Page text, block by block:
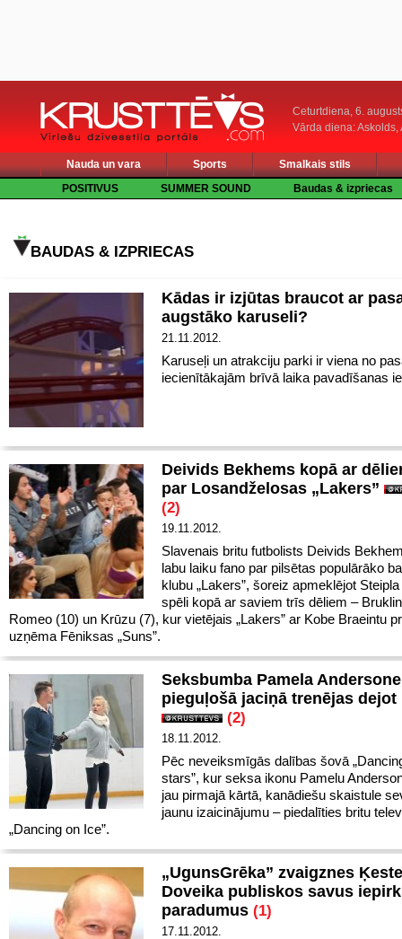
Ceturtdiena, 6.
Vārda diena: Askolds,
Nauda un vara Sports
Smalkais stils
POSITIVUS
SUMMER SOUND Baudas & izpriecas
BAUDAS & IZPRIECAS
Kādas ir izjūtas braucot ar
augstāko karuseli?
21.11.2012.
Karuseļi un atrakciju parki ir viena no
iecienītākajām brīvā laika pavadīšanas
Deivids Bekhems kopā ar
par Losandželosas „Lakers”
(2)
19.11.2012.
Slavenais britu futbolists Deivids
labu laiku fano par pilsētas populārāko
klubu „Lakers”, šoreiz apmeklējot
spēli kopā ar saviem trīs dēliem –
Romeo (10) un Krūzu (7), kur vietējais „Lakers” ar Kobe Braeintu
uzņēma Fēniksas „Suns”.
Seksbumba Pamela Andersone
pieguļošā jaciņā trenējas dejot
(2)
18.11.2012.
Pēc neveiksmīgās dalības šovā
stars”, kur seksa ikonu Pamelu
jau pirmajā kārtā, kanādiešu skaistule
jaunu izaicinājumu – piedalīties britu
„Dancing on Ice”.
„UgunsGrēka” zvaigznes
Doveika publiskos savus
paradumus (1)
17.11.2012.